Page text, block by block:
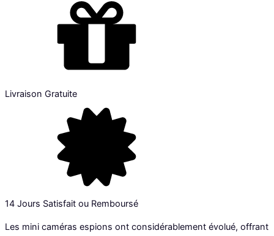
Livraison Gratuite
14 Jours Satisfait ou Remboursé
Les mini caméras espions ont considérablement évolué, offrant